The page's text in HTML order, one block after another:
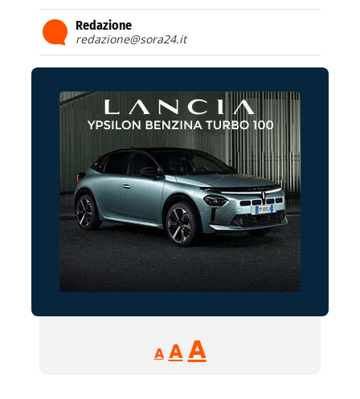
Redazione
redazione@sora24.it
A
Reducir
tamaño
A Restablecer
AAumentar